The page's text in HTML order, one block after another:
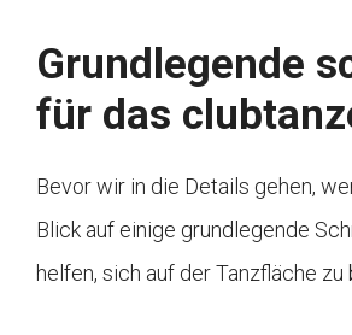
Grundlegende
für das
Bevor wir in die Details gehen,
Blick auf einige grundlegende
helfen, sich auf der Tanzfläche zu